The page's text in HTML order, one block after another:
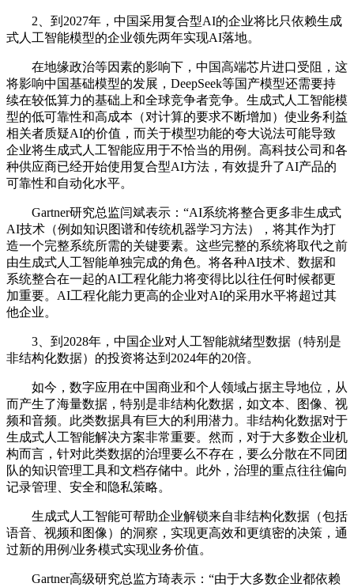
2、到2027年，中国采用复合型AI的企业将比只依赖生成
式人工智能模型的企业领先两年实现AI落地。
在地缘政治等因素的影响下，中国高端芯片进口受阻，这
将影响中国基础模型的发展，DeepSeek等国产模型还需要持
续在较低算力的基础上和全球竞争者竞争。生成式人工智能模
型的低可靠性和高成本（对计算的要求不断增加）使业务利益
相关者质疑AI的价值，而关于模型功能的夸大说法可能导致
企业将生成式人工智能应用于不恰当的用例。高科技公司和各
种供应商已经开始使用复合型AI方法，有效提升了AI产品的
可靠性和自动化水平。
Gartner研究总监闫斌表示：“AI系统将整合更多非生成式
AI技术（例如知识图谱和传统机器学习方法），将其作为打
造一个完整系统所需的关键要素。这些完整的系统将取代之前
由生成式人工智能单独完成的角色。将各种AI技术、数据和
系统整合在一起的AI工程化能力将变得比以往任何时候都更
加重要。AI工程化能力更高的企业对AI的采用水平将超过其
他企业。
3、到2028年，中国企业对人工智能就绪型数据（特别是
非结构化数据）的投资将达到2024年的20倍。
如今，数字应用在中国商业和个人领域占据主导地位，从
而产生了海量数据，特别是非结构化数据，如文本、图像、视
频和音频。此类数据具有巨大的利用潜力。非结构化数据对于
生成式人工智能解决方案非常重要。然而，对于大多数企业机
构而言，针对此类数据的治理要么不存在，要么分散在不同团
队的知识管理工具和文档存储中。此外，治理的重点往往偏向
记录管理、安全和隐私策略。
生成式人工智能可帮助企业解锁来自非结构化数据（包括
语音、视频和图像）的洞察，实现更高效和更缜密的决策，通
过新的用例/业务模式实现业务价值。
Gartner高级研究总监方琦表示：“由于大多数企业都依赖